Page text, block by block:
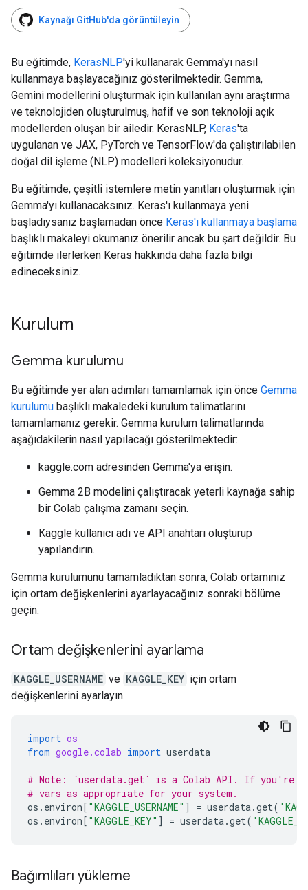
Kaynağı GitHub'da görüntüleyin
Bu eğitimde, KerasNLP'yi kullanarak Gemma'yı nasıl
kullanmaya başlayacağınız gösterilmektedir. Gemma,
Gemini modellerini oluşturmak için kullanılan aynı araştırma
ve teknolojiden oluşturulmuş, hafif ve son teknoloji açık
modellerden oluşan bir ailedir. KerasNLP, Keras'ta
uygulanan ve JAX, PyTorch ve TensorFlow'da çalıştırılabilen
doğal dil işleme (NLP) modelleri koleksiyonudur.
Bu eğitimde, çeşitli istemlere metin yanıtları oluşturmak için
Gemma'yı kullanacaksınız. Keras'ı kullanmaya yeni
başladıysanız başlamadan önce Keras'ı kullanmaya başlama
başlıklı makaleyi okumanız önerilir ancak bu şart değildir. Bu
eğitimde ilerlerken Keras hakkında daha fazla bilgi
edineceksiniz.
Kurulum
Gemma kurulumu
Bu eğitimde yer alan adımları tamamlamak için önce Gemma
kurulumu başlıklı makaledeki kurulum talimatlarını
tamamlamanız gerekir. Gemma kurulum talimatlarında
aşağıdakilerin nasıl yapılacağı gösterilmektedir:
kaggle.com adresinden Gemma'ya erişin.
Gemma 2B modelini çalıştıracak yeterli kaynağa sahip
bir Colab çalışma zamanı seçin.
Kaggle kullanıcı adı ve API anahtarı oluşturup
yapılandırın.
Gemma kurulumunu tamamladıktan sonra, Colab ortamınız
için ortam değişkenlerini ayarlayacağınız sonraki bölüme
geçin.
Ortam değişkenlerini ayarlama
KAGGLE_USERNAME ve KAGGLE_KEY için ortam
değişkenlerini ayarlayın.
import os
from google.colab import userdata
# Note: `userdata.get` is a Colab API. If you're
# vars as appropriate for your system.
os . environ[ "KAGGLE_USERNAME" ] = userdata.get(
os . environ[ "KAGGLE_KEY" ] = userdata.get(
Bağımlıları yükleme